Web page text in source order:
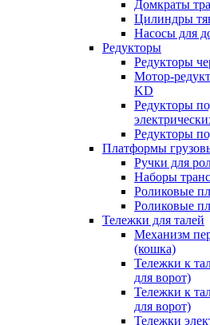
Домкраты
Цилиндры
Насосы для
Редукторы
Редукторы
Мотор-
KD
Редукторы
Редукторы
Платформы
Ручки для
Наборы
Роликовые
Роликовые
Тележки для талей
Механизм
(кошка)
Тележки к
для ворот)
Тележки к
для ворот)
Тележки